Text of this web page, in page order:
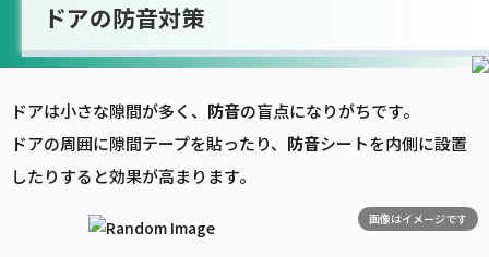
ドアの防音対策
ドアは小さな隙間が多く、 防音の盲点になりがちです。
ドアの周囲に隙間テープを貼ったり、 防音シートを内側に設置
したりすると効果が高まります。
画像はイメージです